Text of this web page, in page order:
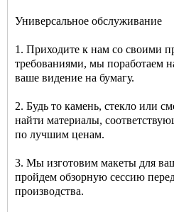
Универсальное обслуживание
1. Приходите к нам со своими
требованиями, мы поработаем
ваше видение на бумагу.
2. Будь то камень, стекло или
найти материалы,
по лучшим ценам.
3. Мы изготовим макеты для
пройдем обзорную сессию
производства.